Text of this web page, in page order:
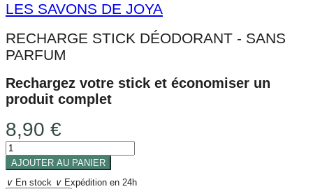
LES SAVONS DE JOYA
RECHARGE STICK DÉODORANT - SANS
PARFUM
Rechargez votre stick et économiser un
produit complet
8,90 €
AJOUTER AU PANIER
∨ En stock ∨ Expédition en 24h